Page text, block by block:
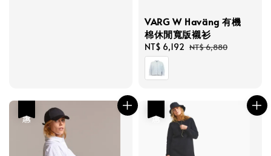
VARG W Haväng 有機
棉休閒寬版襯衫
Sale
price
NT$ 6,192 Regular
NT$ 6,880